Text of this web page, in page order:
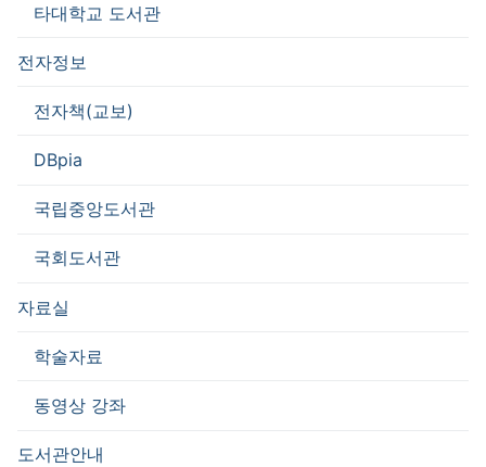
타대학교 도서관
전자정보
전자책(교보)
DBpia
국립중앙도서관
국회도서관
자료실
학술자료
동영상 강좌
도서관안내